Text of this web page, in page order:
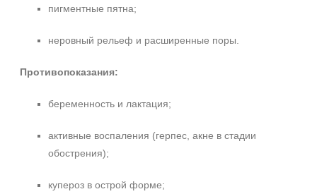
пигментные пятна;
неровный рельеф и расширенные поры.
Противопоказания:
беременность и лактация;
активные воспаления (герпес, акне в стадии
обострения);
купероз в острой форме;